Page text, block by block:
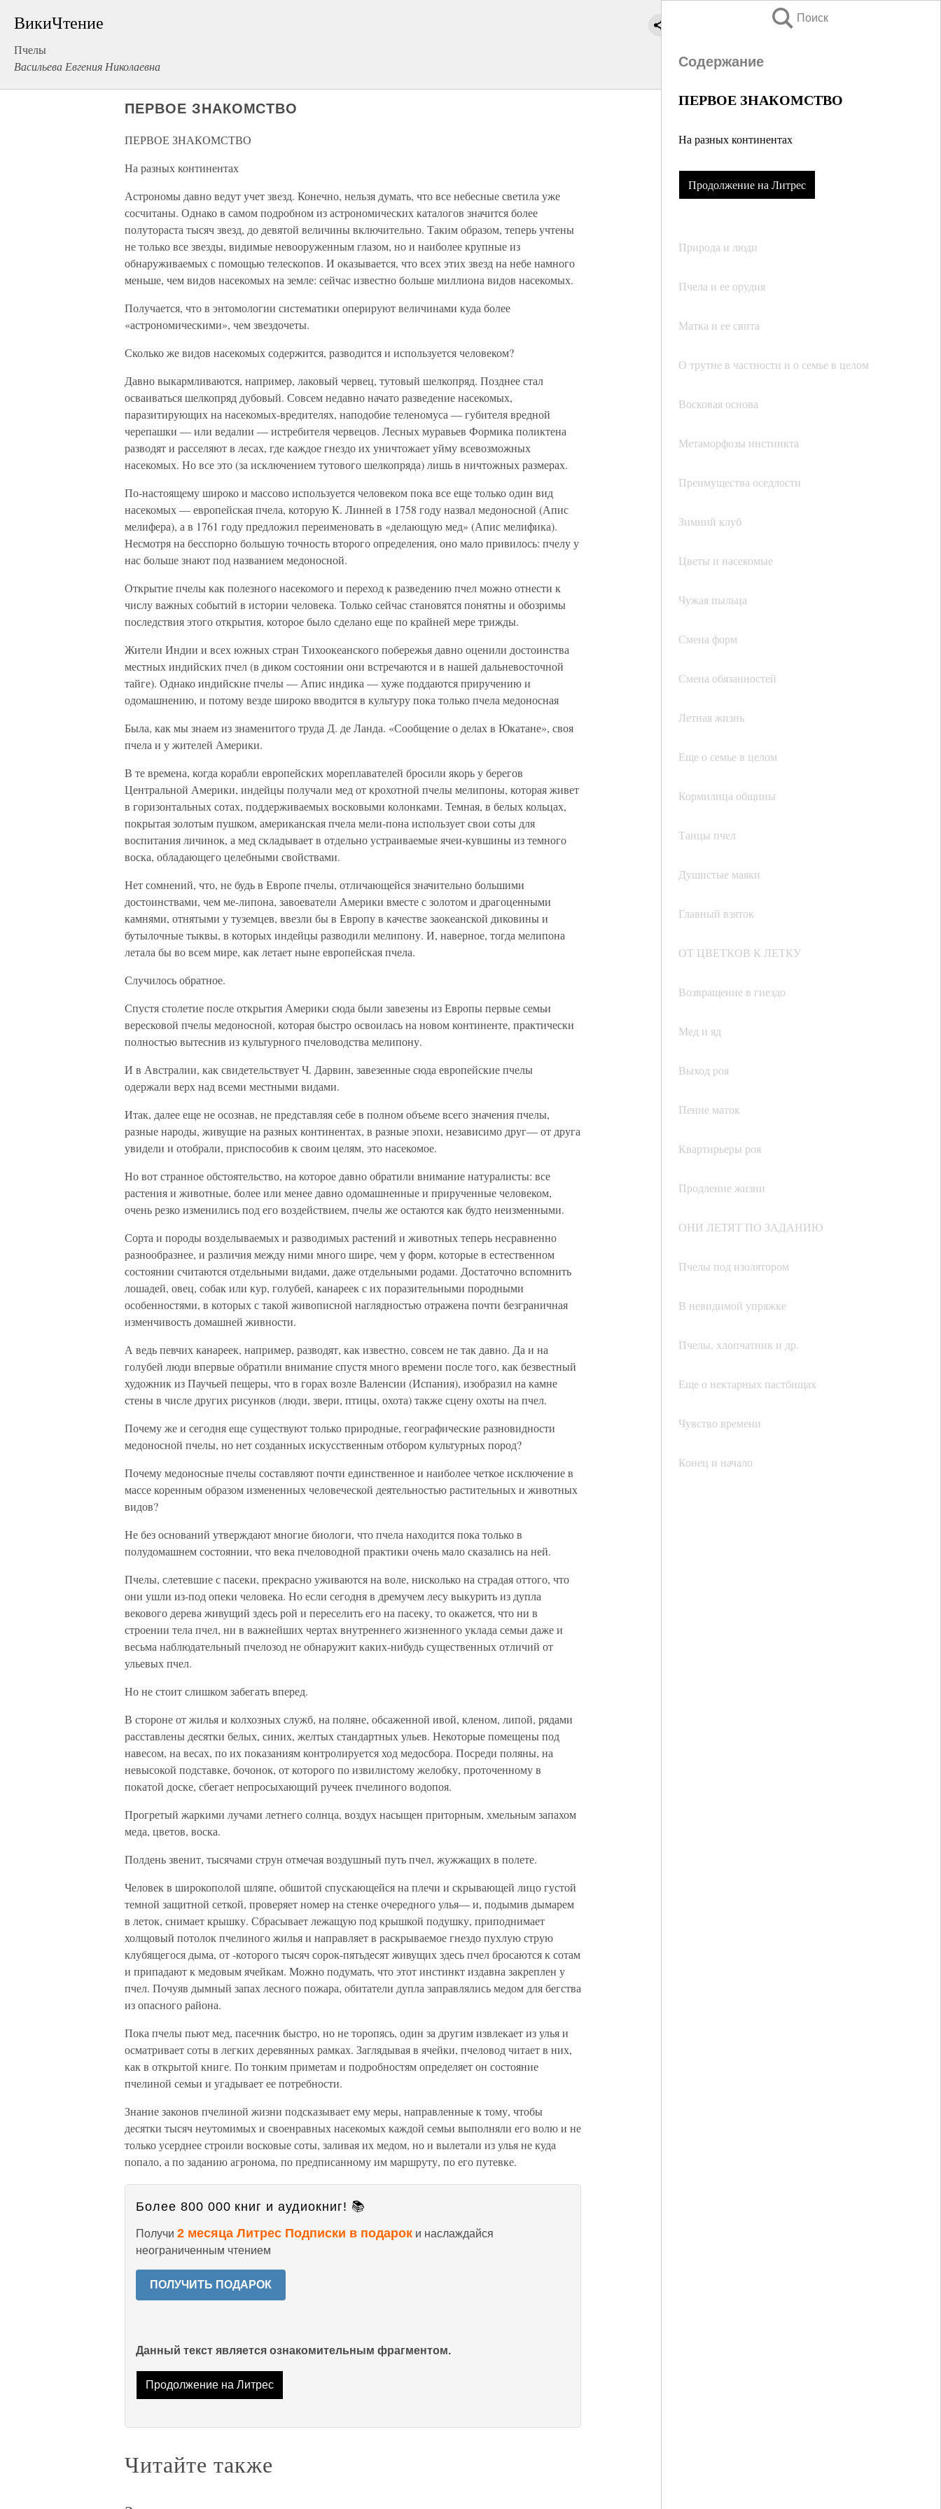
ВикиЧтение
Пчелы
Васильева Евгения Николаевна
Поиск
Содержание
ПЕРВОЕ ЗНАКОМСТВО
На разных континентах
Продолжение на Литрес
Природа и люди
Пчела и ее орудия
Матка и ее свита
О трутне в частности и о семье в целом
Восковая основа
Метаморфозы инстинкта
Преимущества оседлости
Зимний клуб
Цветы и насекомые
Чужая пыльца
Смена форм
Смена обязанностей
Летная жизнь
Еще о семье в целом
Кормилица общины
Танцы пчел
Душистые маяки
Главный взяток
ОТ ЦВЕТКОВ К ЛЕТКУ
Возвращение в гнездо
Мед и яд
Выход роя
Пение маток
Квартирьеры роя
Продление жизни
ОНИ ЛЕТЯТ ПО ЗАДАНИЮ
Пчелы под изолятором
В невидимой упряжке
Пчелы, хлопчатник и др.
Еще о нектарных пастбищах
Чувство времени
Конец и начало
ПЕРВОЕ ЗНАКОМСТВО
ПЕРВОЕ ЗНАКОМСТВО
На разных континентах
Астрономы давно ведут учет звезд. Конечно, нельзя думать, что все небесные светила уже
сосчитаны. Однако в самом подробном из астрономических каталогов значится более
полутораста тысяч звезд, до девятой величины включительно. Таким образом, теперь учтены
не только все звезды, видимые невооруженным глазом, но и наиболее крупные из
обнаруживаемых с помощью телескопов. И оказывается, что всех этих звезд на небе намного
меньше, чем видов насекомых на земле: сейчас известно больше миллиона видов насекомых.
Получается, что в энтомологии систематики оперируют величинами куда более
«астрономическими», чем звездочеты.
Сколько же видов насекомых содержится, разводится и используется человеком?
Давно выкармливаются, например, лаковый червец, тутовый шелкопряд. Позднее стал
осваиваться шелкопряд дубовый. Совсем недавно начато разведение насекомых,
паразитирующих на насекомых-вредителях, наподобие теленомуса — губителя вредной
черепашки — или ведалии — истребителя червецов. Лесных муравьев Формика поликтена
разводят и расселяют в лесах, где каждое гнездо их уничтожает уйму всевозможных
насекомых. Но все это (за исключением тутового шелкопряда) лишь в ничтожных размерах.
По-настоящему широко и массово используется человеком пока все еще только один вид
насекомых — европейская пчела, которую К. Линней в 1758 году назвал медоносной (Апис
мелифера), а в 1761 году предложил переименовать в «делающую мед» (Апис мелифика).
Несмотря на бесспорно большую точность второго определения, оно мало привилось: пчелу у
нас больше знают под названием медоносной.
Открытие пчелы как полезного насекомого и переход к разведению пчел можно отнести к
числу важных событий в истории человека. Только сейчас становятся понятны и обозримы
последствия этого открытия, которое было сделано еще по крайней мере трижды.
Жители Индии и всех южных стран Тихоокеанского побережья давно оценили достоинства
местных индийских пчел (в диком состоянии они встречаются и в нашей дальневосточной
тайге). Однако индийские пчелы — Апис индика — хуже поддаются приручению и
одомашнению, и потому везде широко вводится в культуру пока только пчела медоносная
Была, как мы знаем из знаменитого труда Д. де Ланда. «Сообщение о делах в Юкатане», своя
пчела и у жителей Америки.
В те времена, когда корабли европейских мореплавателей бросили якорь у берегов
Центральной Америки, индейцы получали мед от крохотной пчелы мелипоны, которая живет
в горизонтальных сотах, поддерживаемых восковыми колонками. Темная, в белых кольцах,
покрытая золотым пушком, американская пчела мели-пона использует свои соты для
воспитания личинок, а мед складывает в отдельно устраиваемые ячеи-кувшины из темного
воска, обладающего целебными свойствами.
Нет сомнений, что, не будь в Европе пчелы, отличающейся значительно большими
достоинствами, чем ме-липона, завоеватели Америки вместе с золотом и драгоценными
камнями, отнятыми у туземцев, ввезли бы в Европу в качестве заокеанской диковины и
бутылочные тыквы, в которых индейцы разводили мелипону. И, наверное, тогда мелипона
летала бы во всем мире, как летает ныне европейская пчела.
Случилось обратное.
Спустя столетие после открытия Америки сюда были завезены из Европы первые семьи
вересковой пчелы медоносной, которая быстро освоилась на новом континенте, практически
полностью вытеснив из культурного пчеловодства мелипону.
И в Австралии, как свидетельствует Ч. Дарвин, завезенные сюда европейские пчелы
одержали верх над всеми местными видами.
Итак, далее еще не осознав, не представляя себе в полном объеме всего значения пчелы,
разные народы, живущие на разных континентах, в разные эпохи, независимо друг— от друга
увидели и отобрали, приспособив к своим целям, это насекомое.
Но вот странное обстоятельство, на которое давно обратили внимание натуралисты: все
растения и животные, более или менее давно одомашненные и прирученные человеком,
очень резко изменились под его воздействием, пчелы же остаются как будто неизменными.
Сорта и породы возделываемых и разводимых растений и животных теперь несравненно
разнообразнее, и различия между ними много шире, чем у форм, которые в естественном
состоянии считаются отдельными видами, даже отдельными родами. Достаточно вспомнить
лошадей, овец, собак или кур, голубей, канареек с их поразительными породными
особенностями, в которых с такой живописной наглядностью отражена почти безграничная
изменчивость домашней живности.
А ведь певчих канареек, например, разводят, как известно, совсем не так давно. Да и на
голубей люди впервые обратили внимание спустя много времени после того, как безвестный
художник из Паучьей пещеры, что в горах возле Валенсии (Испания), изобразил на камне
стены в числе других рисунков (люди, звери, птицы, охота) также сцену охоты на пчел.
Почему же и сегодня еще существуют только природные, географические разновидности
медоносной пчелы, но нет созданных искусственным отбором культурных пород?
Почему медоносные пчелы составляют почти единственное и наиболее четкое исключение в
массе коренным образом измененных человеческой деятельностью растительных и животных
видов?
Не без оснований утверждают многие биологи, что пчела находится пока только в
полудомашнем состоянии, что века пчеловодной практики очень мало сказались на ней.
Пчелы, слетевшие с пасеки, прекрасно уживаются на воле, нисколько на страдая оттого, что
они ушли из-под опеки человека. Но если сегодня в дремучем лесу выкурить из дупла
векового дерева живущий здесь рой и переселить его на пасеку, то окажется, что ни в
строении тела пчел, ни в важнейших чертах внутреннего жизненного уклада семьи даже и
весьма наблюдательный пчелозод не обнаружит каких-нибудь существенных отличий от
ульевых пчел.
Но не стоит слишком забегать вперед.
В стороне от жилья и колхозных служб, на поляне, обсаженной ивой, кленом, липой, рядами
расставлены десятки белых, синих, желтых стандартных ульев. Некоторые помещены под
навесом, на весах, по их показаниям контролируется ход медосбора. Посреди поляны, на
невысокой подставке, бочонок, от которого по извилистому желобку, проточенному в
покатой доске, сбегает непросыхающий ручеек пчелиного водопоя.
Прогретый жаркими лучами летнего солнца, воздух насыщен приторным, хмельным запахом
меда, цветов, воска.
Полдень звенит, тысячами струн отмечая воздушный путь пчел, жужжащих в полете.
Человек в широкополой шляпе, обшитой спускающейся на плечи и скрывающей лицо густой
темной защитной сеткой, проверяет номер на стенке очередного улья— и, подымив дымарем
в леток, снимает крышку. Сбрасывает лежащую под крышкой подушку, приподнимает
холщовый потолок пчелиного жилья и направляет в раскрываемое гнездо пухлую струю
клубящегося дыма, от -которого тысяч сорок-пятьдесят живущих здесь пчел бросаются к сотам
и припадают к медовым ячейкам. Можно подумать, что этот инстинкт издавна закреплен у
пчел. Почуяв дымный запах лесного пожара, обитатели дупла заправлялись медом для бегства
из опасного района.
Пока пчелы пьют мед, пасечник быстро, но не торопясь, один за другим извлекает из улья и
осматривает соты в легких деревянных рамках. Заглядывая в ячейки, пчеловод читает в них,
как в открытой книге. По тонким приметам и подробностям определяет он состояние
пчелиной семьи и угадывает ее потребности.
Знание законов пчелиной жизни подсказывает ему меры, направленные к тому, чтобы
десятки тысяч неутомимых и своенравных насекомых каждой семьи выполняли его волю и не
только усерднее строили восковые соты, заливая их медом, но и вылетали из улья не куда
попало, а по заданию агронома, по предписанному им маршруту, по его путевке.
Более 800 000 книг и аудиокниг! 📚
Получи 2 месяца Литрес Подписки в подарок и наслаждайся
неограниченным чтением
ПОЛУЧИТЬ ПОДАРОК
Данный текст является ознакомительным фрагментом.
Продолжение на Литрес
Читайте также